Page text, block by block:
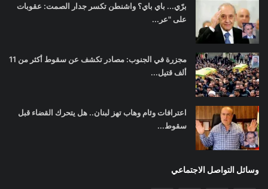
برّي... باي باي؟ واشنطن تكسر جدار الصمت: عقوبات
على "عر...
مجزرة في الجنوب: مصادر تكشف عن سقوط أكثر من 11
ألف قتيل...
اعترافات وئام وهاب تهز لبنان.. هل يتحرك القضاء قبل
سقوط...
وسائل التواصل الاجتماعي